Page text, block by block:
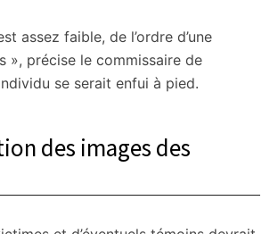
assez faible, de l’ordre d’une
», précise le commissaire de
se serait enfui à pied.
des images des